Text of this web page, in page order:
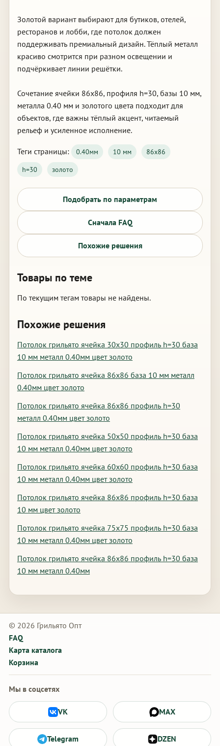
Золотой вариант выбирают для бутиков, отелей,
ресторанов и лобби, где потолок должен
поддерживать премиальный дизайн. Тёплый металл
красиво смотрится при разном освещении и
подчёркивает линии решётки.
Сочетание ячейки 86х86, профиля h=30, базы 10 мм,
металла 0.40 мм и золотого цвета подходит для
объектов, где важны тёплый акцент, читаемый
рельеф и усиленное исполнение.
Теги страницы: 0.40мм 10 мм
86х86
h=30
золото
Подобрать по параметрам
Сначала FAQ
Похожие решения
Товары по теме
По текущим тегам товары не найдены.
Похожие решения
Потолок грильято ячейка 30х30 профиль h=30 база
10 мм металл 0.40мм цвет золото
Потолок грильято ячейка 86х86 база 10 мм металл
0.40мм цвет золото
Потолок грильято ячейка 86х86 профиль h=30
металл 0.40мм цвет золото
Потолок грильято ячейка 50х50 профиль h=30 база
10 мм металл 0.40мм цвет золото
Потолок грильято ячейка 60х60 профиль h=30 база
10 мм металл 0.40мм цвет золото
Потолок грильято ячейка 86х86 профиль h=30 база
10 мм цвет золото
Потолок грильято ячейка 75х75 профиль h=30 база
10 мм металл 0.40мм цвет золото
Потолок грильято ячейка 86х86 профиль h=30 база
10 мм металл 0.40мм
© 2026 Грильято Опт
FAQ
Карта каталога
Корзина
Мы в соцсетях
VK MAX
Telegram DZEN